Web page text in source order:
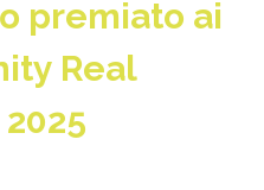
premiato ai
Real